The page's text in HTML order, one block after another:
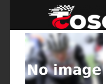
ToscanaCRIT
RIDE4WIN
E-Mail